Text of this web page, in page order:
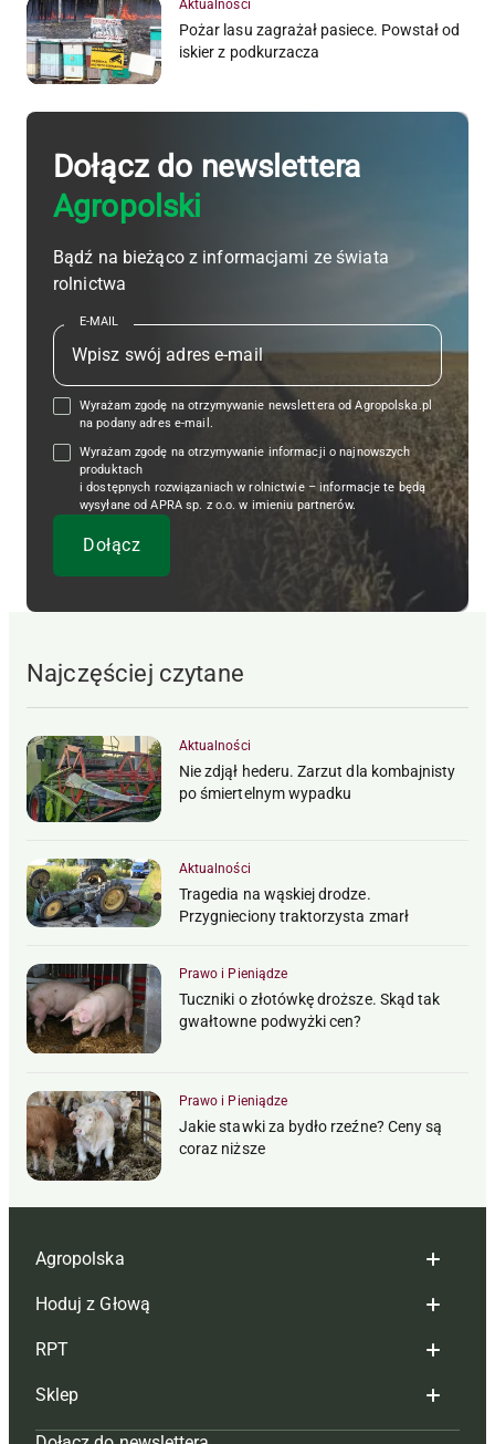
Aktualności
Pożar lasu zagrażał pasiece. Powstał od
iskier z podkurzacza
Dołącz do newslettera
Agropolski
Bądź na bieżąco z informacjami ze świata
rolnictwa
E-MAIL
Wyrażam zgodę na otrzymywanie newslettera od Agropolska.pl
na podany adres e-mail.
Wyrażam zgodę na otrzymywanie informacji o najnowszych
produktach
i dostępnych rozwiązaniach w rolnictwie – informacje te będą
wysyłane od APRA sp. z o.o. w imieniu partnerów.
Najczęściej czytane
Aktualności
Nie zdjął hederu. Zarzut dla kombajnisty
po śmiertelnym wypadku
Aktualności
Tragedia na wąskiej drodze.
Przygnieciony traktorzysta zmarł
Prawo i Pieniądze
Tuczniki o złotówkę droższe. Skąd tak
gwałtowne podwyżki cen?
Prawo i Pieniądze
Jakie stawki za bydło rzeźne? Ceny są
coraz niższe
Agropolska
Redakcja
Reklama
Tagi
Hoduj z Głową
Hoduj z głową bydło
Hoduj z głową świnie
RPT
Redakcja
Sklep